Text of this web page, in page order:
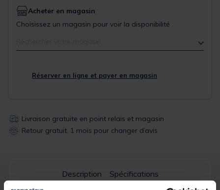
Acheter en magasin
Choisissez un magasin pour voir la disponibilité
Réserver en ligne et payer en magasin
Livraison gratuite en point relais et magasin
Retour gratuit, 1 mois pour changer d’avis
Description Spécifications